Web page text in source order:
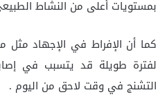
بمستويات أعلى من النشاط
كما أن الإفراط في الإجهاد
لفترة طويلة قد يتسبب في
التشنج في وقت لاحق من اليوم .